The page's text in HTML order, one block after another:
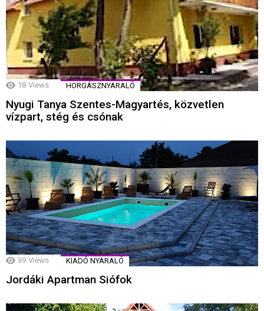
18 Views HORGÁSZNYARALÓ
Nyugi Tanya Szentes-Magyartés, közvetlen
vízpart, stég és csónak
39 Views KIADÓ NYARALÓ
Jordáki Apartman Siófok